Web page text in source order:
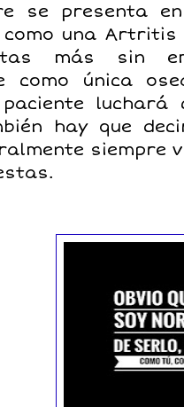
se presenta
una Artritis
más sin
como única
luchará
hay que
siempre